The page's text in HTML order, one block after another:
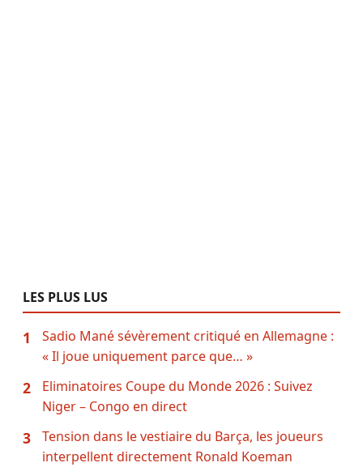
LES PLUS LUS
1
Sadio Mané sévèrement critiqué en Allemagne :
« Il joue uniquement parce que… »
2
Eliminatoires Coupe du Monde 2026 : Suivez
Niger – Congo en direct
3
Tension dans le vestiaire du Barça, les joueurs
interpellent directement Ronald Koeman